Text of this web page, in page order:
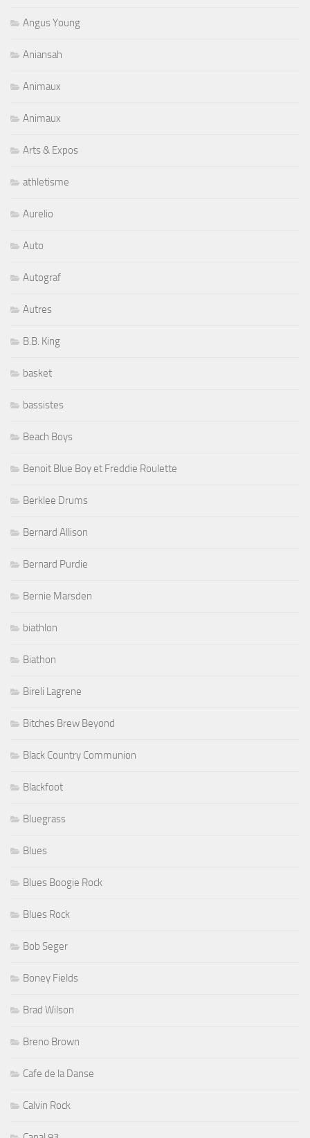
Angus Young
Aniansah
Animaux
Animaux
Arts & Expos
athletisme
Aurelio
Auto
Autograf
Autres
B.B. King
basket
bassistes
Beach Boys
Benoit Blue Boy et Freddie Roulette
Berklee Drums
Bernard Allison
Bernard Purdie
Bernie Marsden
biathlon
Biathon
Bireli Lagrene
Bitches Brew Beyond
Black Country Communion
Blackfoot
Bluegrass
Blues
Blues Boogie Rock
Blues Rock
Bob Seger
Boney Fields
Brad Wilson
Breno Brown
Cafe de la Danse
Calvin Rock